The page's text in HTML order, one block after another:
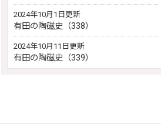
2024年10月1日更新
有田の陶磁史（338）
2024年10月11日更新
有田の陶磁史（339）